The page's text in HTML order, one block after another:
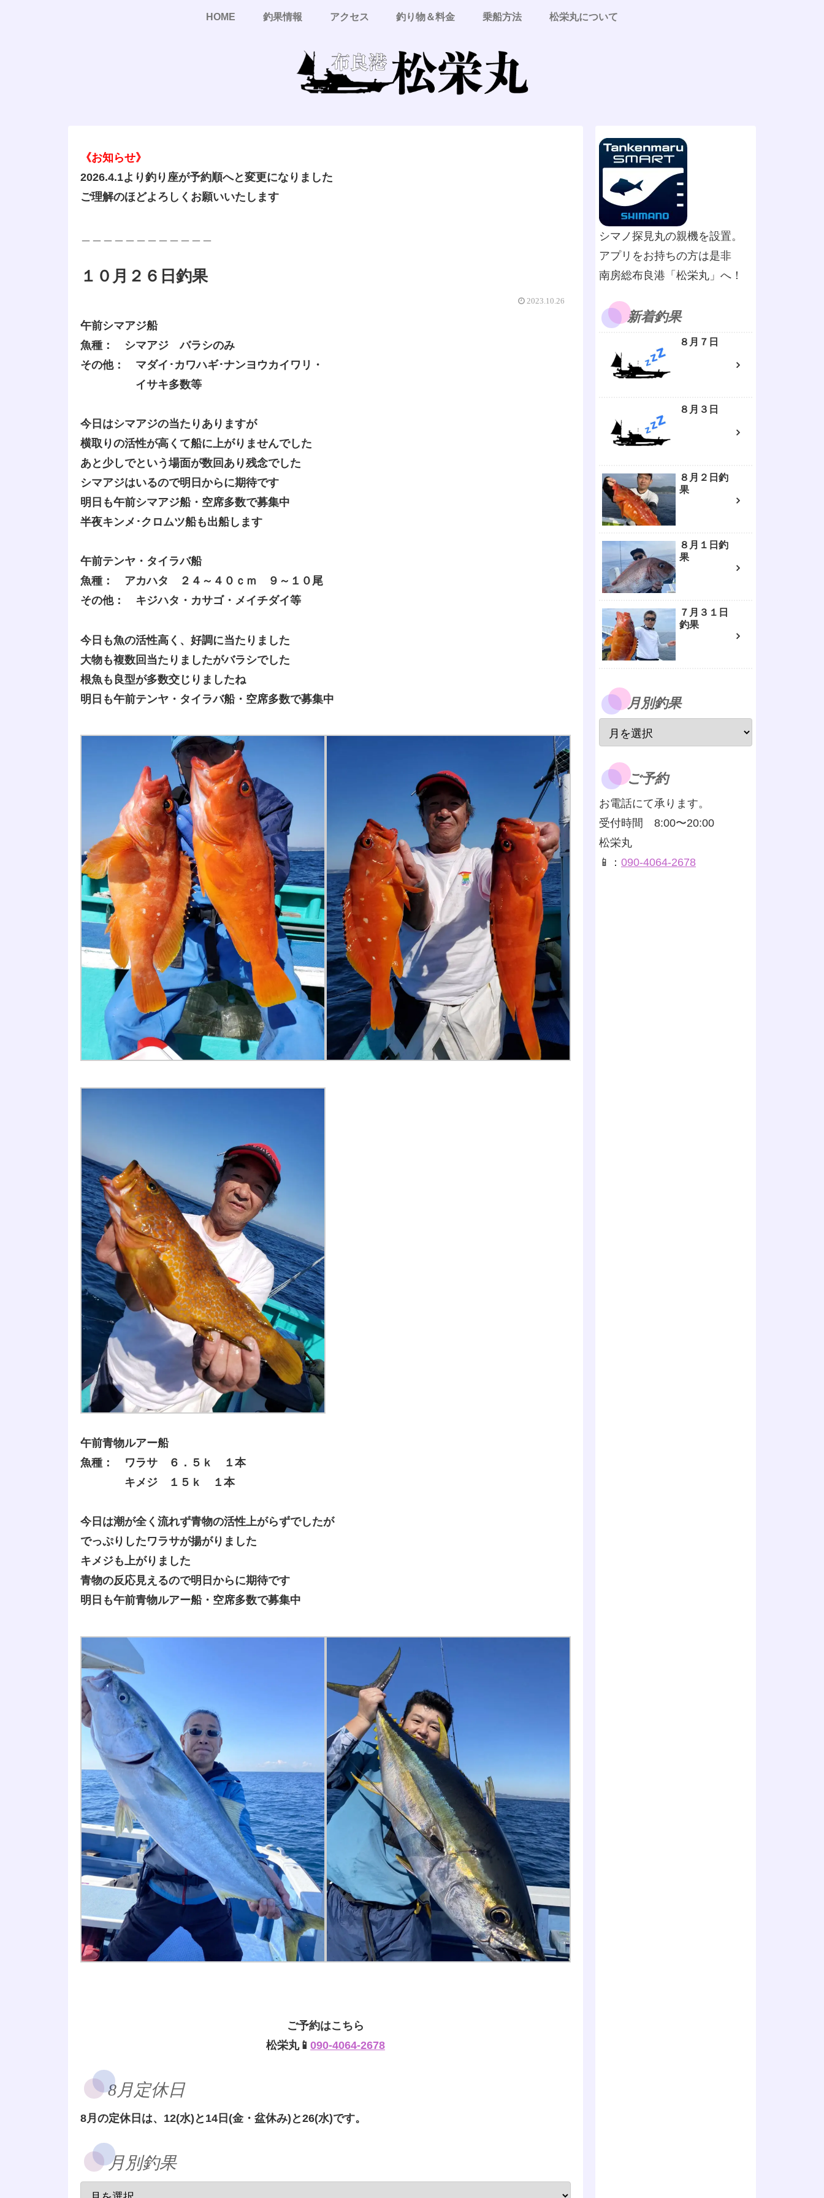
HOME 釣果情報 アクセス 釣り物＆料金 乗船方法 松栄丸について
《お知らせ》
2026.4.1より釣り座が予約順へと変更になりました
ご理解のほどよろしくお願いいたします
１０月２６日釣果
2023.10.26
午前シマアジ船
魚種： シマアジ バラシのみ
その他： マダイ･カワハギ･ナンヨウカイワリ・
イサキ多数等
今日はシマアジの当たりありますが
横取りの活性が高くて船に上がりませんでした
あと少しでという場面が数回あり残念でした
シマアジはいるので明日からに期待です
明日も午前シマアジ船・空席多数で募集中
半夜キンメ･クロムツ船も出船します
午前テンヤ・タイラバ船
魚種： アカハタ ２４～４０ｃｍ ９～１０尾
その他： キジハタ・カサゴ・メイチダイ等
今日も魚の活性高く、好調に当たりました
大物も複数回当たりましたがバラシでした
根魚も良型が多数交じりましたね
明日も午前テンヤ・タイラバ船・空席多数で募集中
午前青物ルアー船
魚種： ワラサ ６．５ｋ １本
キメジ １５ｋ １本
今日は潮が全く流れず青物の活性上がらずでしたが
でっぷりしたワラサが揚がりました
キメジも上がりました
青物の反応見えるので明日からに期待です
明日も午前青物ルアー船・空席多数で募集中
ご予約はこちら
松栄丸📱 090-4064-2678
8月定休日
8月の定休日は、12(水)と14日(金・盆休み)と26(水)です。
月別釣果
シマノ探見丸の親機を設置。
アプリをお持ちの方は是非
南房総布良港「松栄丸」へ！
新着釣果
８月７日
８月３日
８月２日釣
果
８月１日釣
果
７月３１日
釣果
月別釣果
ご予約
お電話にて承ります。
受付時間 8:00〜20:00
松栄丸
📱： 090-4064-2678